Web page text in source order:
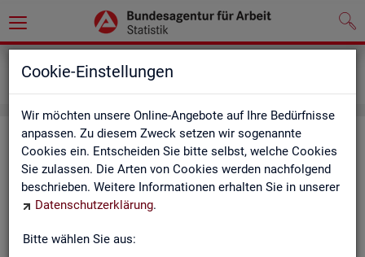
Cookie-Einstellungen
Wir möchten unsere Online-Angebote auf Ihre Bedürfnisse
anpassen. Zu diesem Zweck setzen wir sogenannte
Cookies ein. Entscheiden Sie bitte selbst, welche Cookies
Sie zulassen. Die Arten von Cookies werden nachfolgend
beschrieben. Weitere Informationen erhalten Sie in unserer
Datenschutzerklärung.
Bitte wählen Sie aus:
Kurz­in­for­ma­tio­nen
Die Kurz­in­for­ma­tio­nen geben einen schnel­len Über­blick über
die Fach­sta­tis­ti­ken der Sta­tis­tik der
Kurz­in­for­ma­tio­nen zur Ar­beits­lo­sen­sta­tis­tik (PDF,